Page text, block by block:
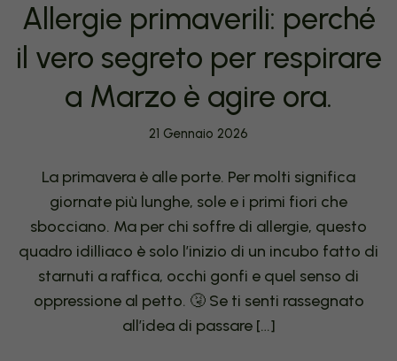
Allergie primaverili: perché
il vero segreto per respirare
a Marzo è agire ora.
21 Gennaio 2026
La primavera è alle porte. Per molti significa
giornate più lunghe, sole e i primi fiori che
sbocciano. Ma per chi soffre di allergie, questo
quadro idilliaco è solo l’inizio di un incubo fatto di
starnuti a raffica, occhi gonfi e quel senso di
oppressione al petto. 🤧 Se ti senti rassegnato
all’idea di passare […]